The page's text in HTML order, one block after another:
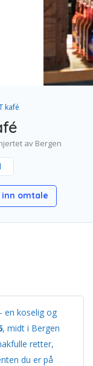
kafé
av Bergen
inn omtale
en koselig og
, midt i Bergen
retter,
du er på